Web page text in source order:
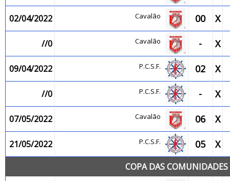
02/04/2022 Cavalão 00 X
//0 Cavalão - X
09/04/2022 P.C.S.F. 02 X
//0 P.C.S.F. - X
07/05/2022 Cavalão 06 X
21/05/2022 P.C.S.F. 05 X
COPA DAS